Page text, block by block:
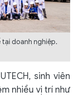
tại doanh nghiệp.
sinh viên
nhiều vị trí như